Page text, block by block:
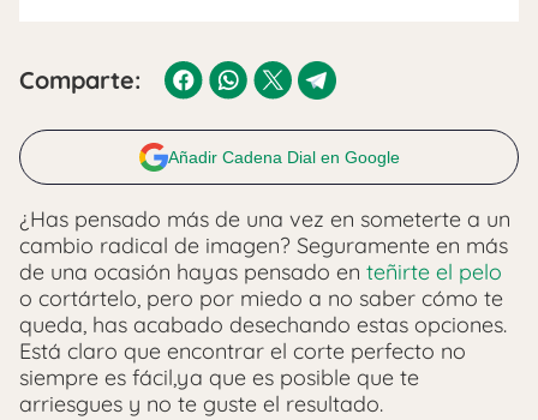
Comparte:
Añadir Cadena Dial en Google
¿Has pensado más de una vez en someterte a un
cambio radical de imagen? Seguramente en más
de una ocasión hayas pensado en teñirte el pelo
o cortártelo, pero por miedo a no saber cómo te
queda, has acabado desechando estas opciones.
Está claro que encontrar el corte perfecto no
siempre es fácil,ya que es posible que te
arriesgues y no te guste el resultado.